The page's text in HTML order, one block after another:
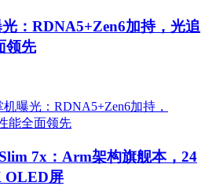
：RDNA5+Zen6加持，光追
领先
7x：Arm架构旗舰本，24
OLED屏